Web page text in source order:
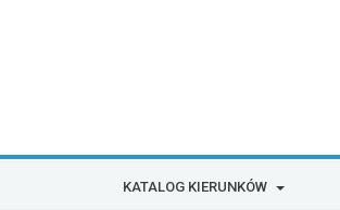
KATALOG KIERUNKÓW